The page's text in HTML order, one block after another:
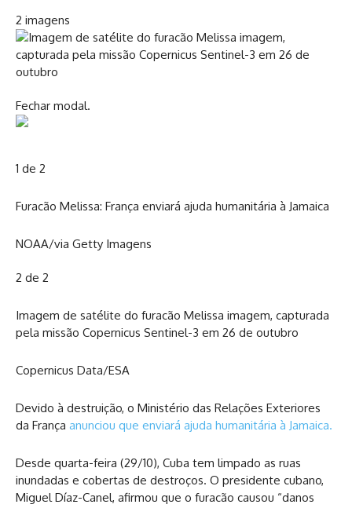
2 imagens
Fechar modal.
1 de 2
Furacão Melissa: França enviará ajuda humanitária à Jamaica
NOAA/via Getty Imagens
2 de 2
Imagem de satélite do furacão Melissa imagem, capturada
pela missão Copernicus Sentinel-3 em 26 de outubro
Copernicus Data/ESA
Devido à destruição, o Ministério das Relações Exteriores
da França anunciou que enviará ajuda humanitária à Jamaica.
Desde quarta-feira (29/10), Cuba tem limpado as ruas
inundadas e cobertas de destroços. O presidente cubano,
Miguel Díaz-Canel, afirmou que o furacão causou “danos